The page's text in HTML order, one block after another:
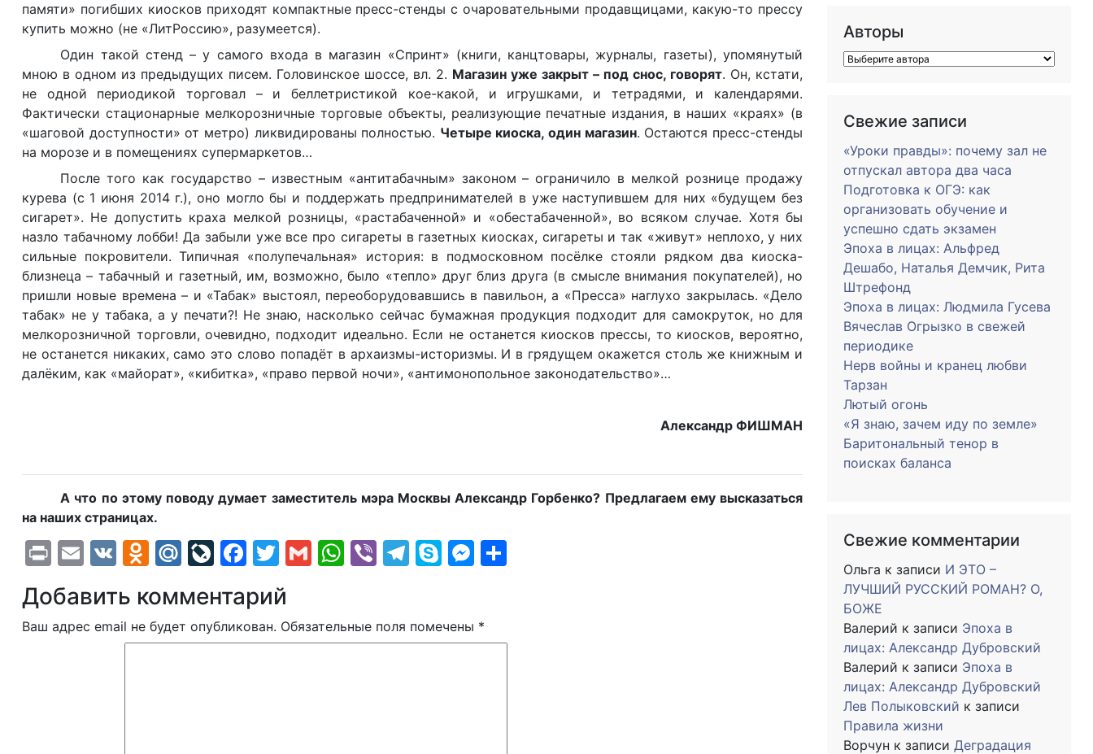
памяти» погибших киосков приходят компактные пресс-стенды с очаровательными продавщицами, какую-то прессу
купить можно (не «ЛитРоссию», разумеется).
Один такой стенд – у самого входа в магазин «Спринт» (книги, канцтовары, журналы, газеты), упомянутый
мною в одном из предыдущих писем. Головинское шоссе, вл. 2. Магазин уже закрыт – под снос, говорят. Он, кстати,
не одной периодикой торговал – и беллетристикой кое-какой, и игрушками, и тетрадями, и календарями.
Фактически стационарные мелкорозничные торговые объекты, реализующие печатные издания, в наших «краях» (в
«шаговой доступности» от метро) ликвидированы полностью. Четыре киоска, один магазин. Остаются пресс-стенды
на морозе и в помещениях супермаркетов…
После того как государство – известным «антитабачным» законом – ограничило в мелкой рознице продажу
курева (с 1 июня 2014 г.), оно могло бы и поддержать предпринимателей в уже наступившем для них «будущем без
сигарет». Не допустить краха мелкой розницы, «растабаченной» и «обестабаченной», во всяком случае. Хотя бы
назло табачному лобби! Да забыли уже все про сигареты в газетных киосках, сигареты и так «живут» неплохо, у них
сильные покровители. Типичная «полупечальная» история: в подмосковном посёлке стояли рядком два киоска-
близнеца – табачный и газетный, им, возможно, было «тепло» друг близ друга (в смысле внимания покупателей), но
пришли новые времена – и «Табак» выстоял, переоборудовавшись в павильон, а «Пресса» наглухо закрылась. «Дело
табак» не у табака, а у печати?! Не знаю, насколько сейчас бумажная продукция подходит для самокруток, но для
мелкорозничной торговли, очевидно, подходит идеально. Если не останется киосков прессы, то киосков, вероятно,
не останется никаких, само это слово попадёт в архаизмы-историзмы. И в грядущем окажется столь же книжным и
далёким, как «майорат», «кибитка», «право первой ночи», «антимонопольное законодательство»…
Александр ФИШМАН
А что по этому поводу думает заместитель мэра Москвы Александр Горбенко? Предлагаем ему высказаться
на наших страницах.
PrintEmail
VK Odnoklassniki
Mail.Ru
LiveJournal
Facebook
Twitter
GmailWhatsApp
ViberTelegram
SkypeMessenger
Добавить комментарий
Ваш адрес email не будет опубликован. Обязательные поля помечены *
Авторы
Свежие записи
«Уроки правды»: почему зал не
отпускал автора два часа
Подготовка к ОГЭ: как
организовать обучение и
успешно сдать экзамен
Эпоха в лицах: Альфред
Дешабо, Наталья Демчик, Рита
Штрефонд
Эпоха в лицах: Людмила Гусева
Вячеслав Огрызко в свежей
периодике
Нерв войны и кранец любви
Тарзан
Лютый огонь
«Я знаю, зачем иду по земле»
Баритональный тенор в
поисках баланса
Свежие комментарии
Ольга к записи И ЭТО –
ЛУЧШИЙ РУССКИЙ РОМАН? О,
БОЖЕ
Валерий к записи Эпоха в
лицах: Александр Дубровский
Валерий к записи Эпоха в
лицах: Александр Дубровский
Лев Полыковский к записи
Правила жизни
Ворчун к записи Деградация